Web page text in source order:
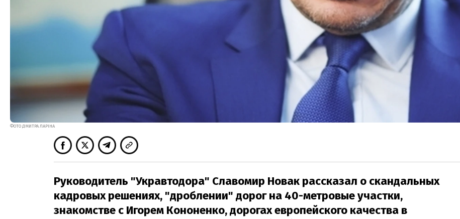
ФОТО ДМИТРА ЛАРІНА
Руководитель "Укравтодора" Славомир Новак рассказал о скандальных
кадровых решениях, "дроблении" дорог на 40-метровые участки,
знакомстве с Игорем Кононенко, дорогах европейского качества в